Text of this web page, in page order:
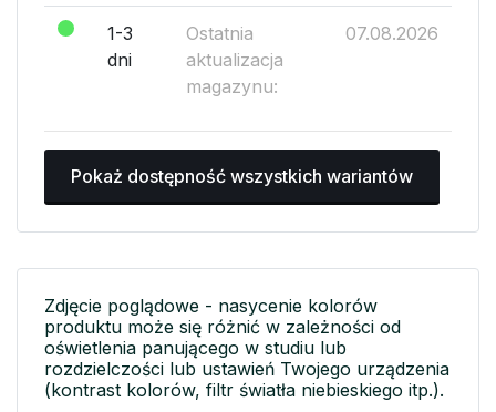
1-3
dni
Ostatnia
aktualizacja
magazynu:
07.08.2026
Pokaż dostępność wszystkich wariantów
Zdjęcie poglądowe - nasycenie kolorów
produktu może się różnić w zależności od
oświetlenia panującego w studiu lub
rozdzielczości lub ustawień Twojego urządzenia
(kontrast kolorów, filtr światła niebieskiego itp.).